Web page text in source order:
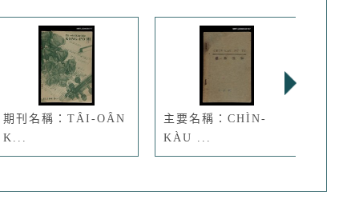
期刊名稱：TÂI-OÂN
K...
主要名稱：CHÌN-
KÀU ...